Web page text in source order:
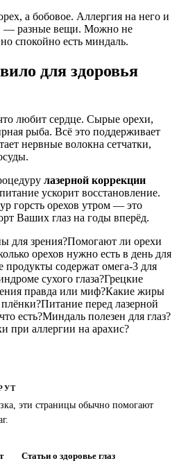
а бобовое. Аллергия на него и
— разные вещи. Можно не
спокойно есть миндаль.
для здоровья
любит сердце. Сырые орехи,
рыба. Всё это поддерживает
нервные волокна сетчатки,
лазерной коррекции
ускорит восстановление.
горсть орехов утром — это
Ваших глаз на годы вперёд.
для зрения?Помогают ли орехи
орехов нужно есть в день для
продукты содержат омега-3 для
сухого глаза?Грецкие
правда или миф?Какие жиры
Питание перед лазерной
есть?Миндаль полезен для глаз?
при аллергии на арахис?
эти страницы обычно помогают
Статьи о здоровье глаз